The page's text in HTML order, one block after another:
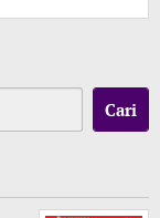
Cari